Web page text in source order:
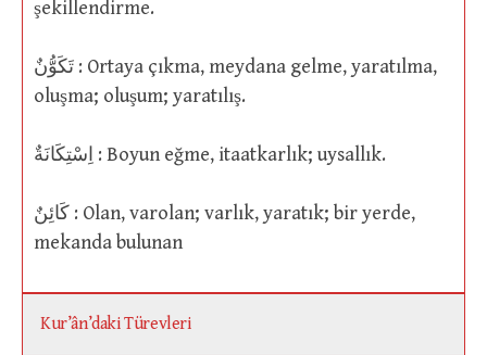
şekillendirme.
تَكَوُّنٌ : Ortaya çıkma, meydana gelme, yaratılma,
oluşma; oluşum; yaratılış.
اِسْتِكَانَةٌ : Boyun eğme, itaatkarlık; uysallık.
كَائِنٌ : Olan, varolan; varlık, yaratık; bir yerde,
mekanda bulunan
Kur’ân’daki Türevleri